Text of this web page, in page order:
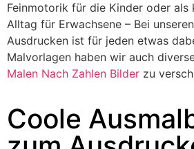
Feinmotorik für die Kinder oder als
Alltag für Erwachsene – Bei
Ausdrucken ist für jeden etwas
Malvorlagen haben wir auch
Malen Nach Zahlen Bilder zu
Coole